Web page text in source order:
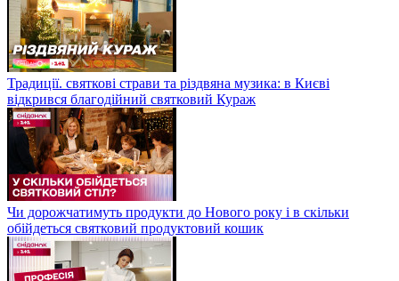
Традиції. святкові страви та різдвяна музика: в Києві
відкрився благодійний святковий Кураж
Чи дорожчатимуть продукти до Нового року і в скільки
обійдеться святковий продуктовий кошик